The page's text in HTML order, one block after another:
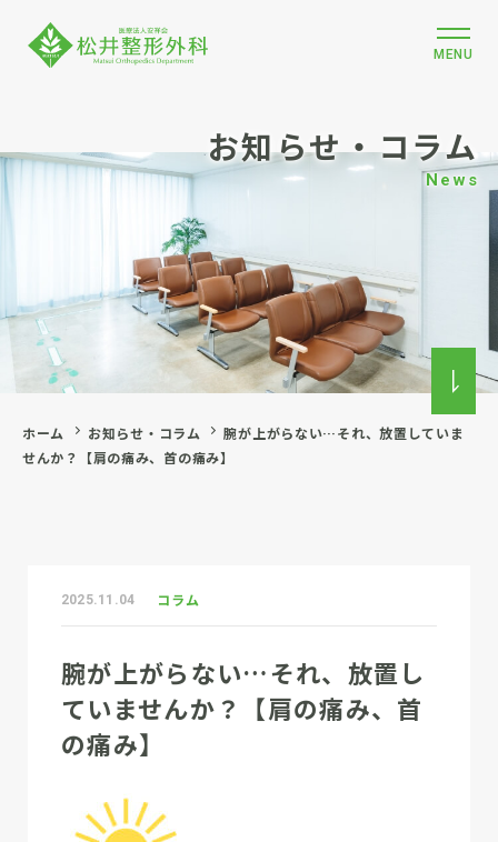
MENU
お知らせ・コラム
News
ホーム お知らせ・コラム
腕が上がらない…それ、放置していま
せんか？【肩の痛み、首の痛み】
2025.11.04 コラム
腕が上がらない…それ、放置し
ていませんか？【肩の痛み、首
の痛み】